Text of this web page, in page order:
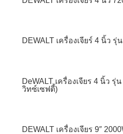
DEWALT เครื่องเจียร์ 4 นิ้ว รุ่
DeWALT เครื่องเจียร 4 นิ้ว รุ่
วิทซ์เซฟตี้)
DEWALT เครื่องเจียร 9″